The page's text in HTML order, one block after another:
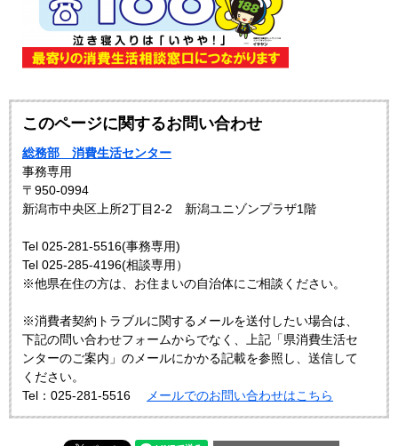
このページに関するお問い合わせ
総務部 消費生活センター
事務専用
〒950-0994
新潟市中央区上所2丁目2-2 新潟ユニゾンプラザ1階
Tel 025-281-5516(事務専用)
Tel 025-285-4196(相談専用）
※他県在住の方は、お住まいの自治体にご相談ください。
※消費者契約トラブルに関するメールを送付したい場合は、
下記の問い合わせフォームからでなく、上記「県消費生活セ
ンターのご案内」のメールにかかる記載を参照し、送信して
ください。
Tel：025-281-5516
メールでのお問い合わせはこちら